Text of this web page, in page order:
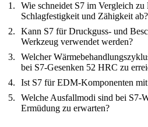
Wie schneidet S7 im Vergleich
Schlagfestigkeit und Zähigkeit ab?
Kann S7 für Druckguss- und
Werkzeug verwendet werden?
Welcher
bei S7-Gesenken 52 HRC zu
Ist S7 für EDM-Komponenten
Welche Ausfallmodi sind bei S7-
Ermüdung zu erwarten?